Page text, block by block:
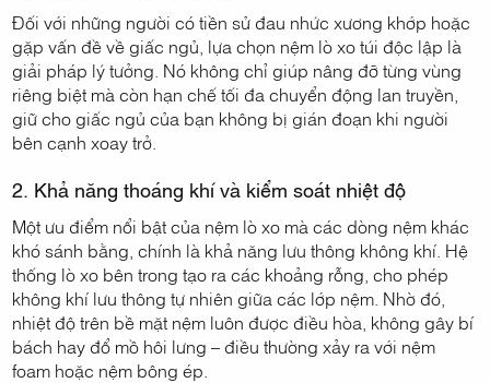
Đối với những người có tiền sử đau nhức xương khớp hoặc
gặp vấn đề về giấc ngủ, lựa chọn nệm lò xo túi độc lập là
giải pháp lý tưởng. Nó không chỉ giúp nâng đỡ từng vùng
riêng biệt mà còn hạn chế tối đa chuyển động lan truyền,
giữ cho giấc ngủ của bạn không bị gián đoạn khi người
bên cạnh xoay trở.
2. Khả năng thoáng khí và kiểm soát nhiệt độ
Một ưu điểm nổi bật của nệm lò xo mà các dòng nệm khác
khó sánh bằng, chính là khả năng lưu thông không khí. Hệ
thống lò xo bên trong tạo ra các khoảng rỗng, cho phép
không khí lưu thông tự nhiên giữa các lớp nệm. Nhờ đó,
nhiệt độ trên bề mặt nệm luôn được điều hòa, không gây bí
bách hay đổ mồ hôi lưng – điều thường xảy ra với nệm
foam hoặc nệm bông ép.